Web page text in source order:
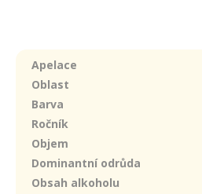
Apelace
Oblast
Barva
Ročník
Objem
Dominantní odrůda
Obsah alkoholu